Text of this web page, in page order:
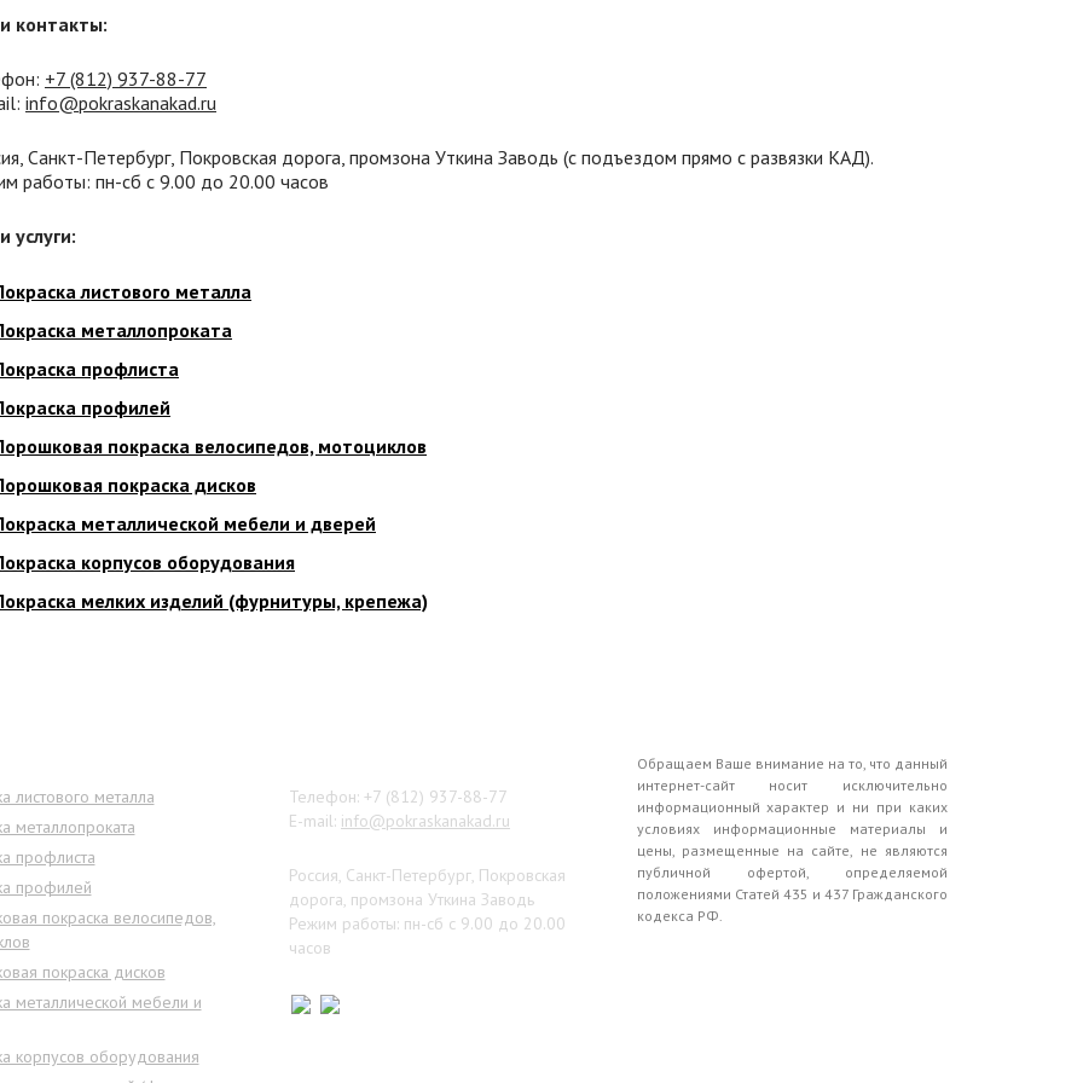
контакты:
+7 (812) 937-88-77
info@pokraskanakad.ru
Санкт-Петербург, Покровская дорога, промзона Уткина Заводь (с подъездом прямо с развязки КАД).
работы: пн-сб с 9.00 до 20.00 часов
услуги:
листового металла
металлопроката
профлиста
профилей
покраска велосипедов, мотоциклов
покраска дисков
металлической мебели и дверей
корпусов оборудования
мелких изделий (фурнитуры, крепежа)
листового металла
металлопроката
профлиста
профилей
покраска велосипедов,
покраска дисков
металлической мебели и
корпусов оборудования
Телефон: +7 (812) 937-88-77
E-mail: info@pokraskanakad.ru
Россия, Санкт-Петербург, Покровская
дорога, промзона Уткина Заводь
Режим работы: пн-сб с 9.00 до 20.00
часов
Обращаем Ваше внимание на то, что данный
интернет-сайт носит исключительно
информационный характер и ни при каких
условиях информационные материалы и
цены, размещенные на сайте, не являются
публичной офертой, определяемой
положениями Статей 435 и 437 Гражданского
кодекса РФ.